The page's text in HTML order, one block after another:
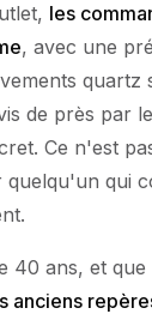
les
, avec une
quartz
de près par
Ce n'est
quelqu'un qui
40 ans, et que
anciens